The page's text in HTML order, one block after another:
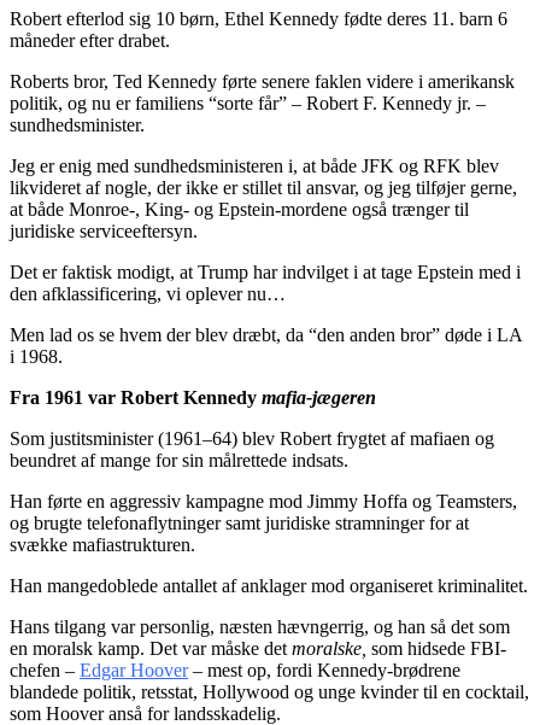
Robert efterlod sig 10 børn, Ethel Kennedy fødte deres 11. barn 6
måneder efter drabet.
Roberts bror, Ted Kennedy førte senere faklen videre i amerikansk
politik, og nu er familiens “sorte får” – Robert F. Kennedy jr. –
sundhedsminister.
Jeg er enig med sundhedsministeren i, at både JFK og RFK blev
likvideret af nogle, der ikke er stillet til ansvar, og jeg tilføjer gerne,
at både Monroe-, King- og Epstein-mordene også trænger til
juridiske serviceeftersyn.
Det er faktisk modigt, at Trump har indvilget i at tage Epstein med i
den afklassificering, vi oplever nu…
Men lad os se hvem der blev dræbt, da “den anden bror” døde i LA
i 1968.
Fra 1961 var Robert Kennedy mafia-jægeren
Som justitsminister (1961–64) blev Robert frygtet af mafiaen og
beundret af mange for sin målrettede indsats.
Han førte en aggressiv kampagne mod Jimmy Hoffa og Teamsters,
og brugte telefonaflytninger samt juridiske stramninger for at
svække mafiastrukturen.
Han mangedoblede antallet af anklager mod organiseret kriminalitet.
Hans tilgang var personlig, næsten hævngerrig, og han så det som
en moralsk kamp. Det var måske det moralske, som hidsede FBI-
chefen – Edgar Hoover– mest op, fordi Kennedy-brødrene
blandede politik, retsstat, Hollywood og unge kvinder til en cocktail,
som Hoover anså for landsskadelig.